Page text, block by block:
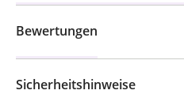
Bewertungen
Sicherheitshinweise